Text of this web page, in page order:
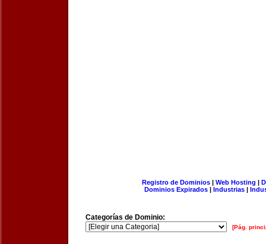
Registro de Dominios| Web Hosting |
Dominios Expirados | Industrias |
Categorías de Dominio:
[Pág.